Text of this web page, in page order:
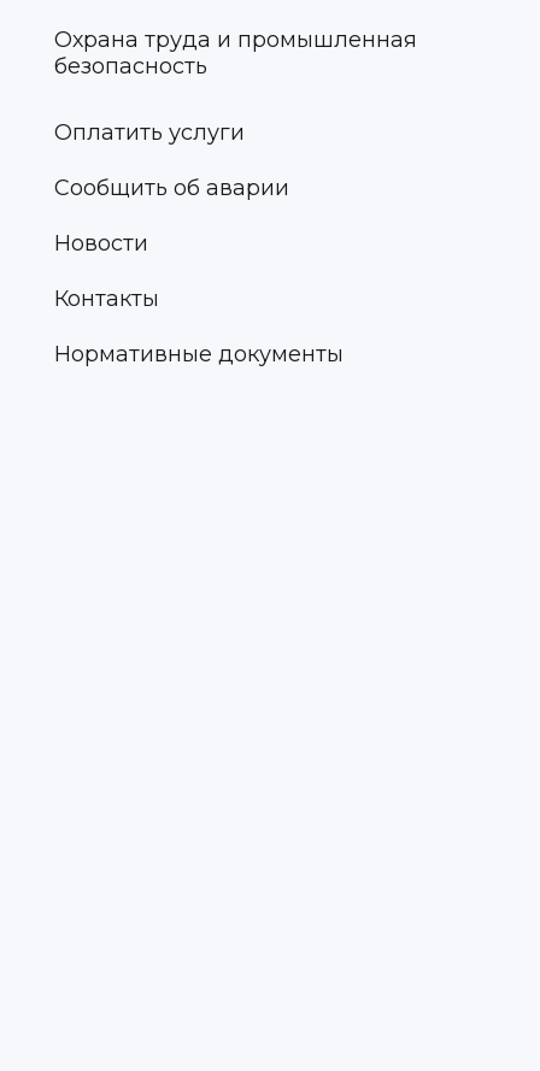
Охрана труда и промышленная
безопасность
Оплатить услуги
Сообщить об аварии
Новости
Контакты
Нормативные документы